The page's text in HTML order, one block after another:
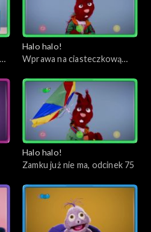
Halo halo!
Wprawa na ciasteczkową
Halo halo!
Zamku już nie ma, odcinek 75